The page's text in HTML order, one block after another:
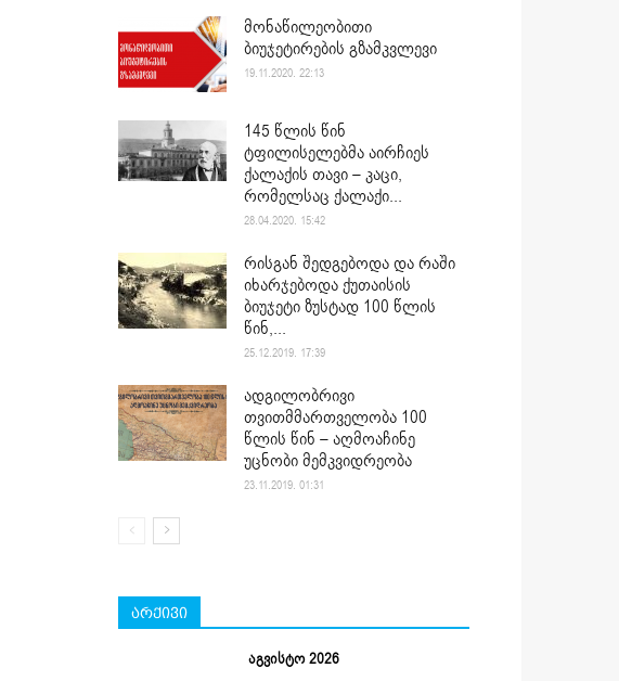
მონაწილეობითი
ბიუჯეტირების გზამკვლევი
19.11.2020. 22:13
145 წლის წინ
ტფილისელებმა აირჩიეს
ქალაქის თავი – კაცი,
რომელსაც ქალაქი...
28.04.2020. 15:42
რისგან შედგებოდა და რაში
იხარჯებოდა ქუთაისის
ბიუჯეტი ზუსტად 100 წლის
წინ,...
25.12.2019. 17:39
ადგილობრივი
თვითმმართველობა 100
წლის წინ – აღმოაჩინე
უცნობი მემკვიდრეობა
23.11.2019. 01:31
არქივი
აგვისტო 2026